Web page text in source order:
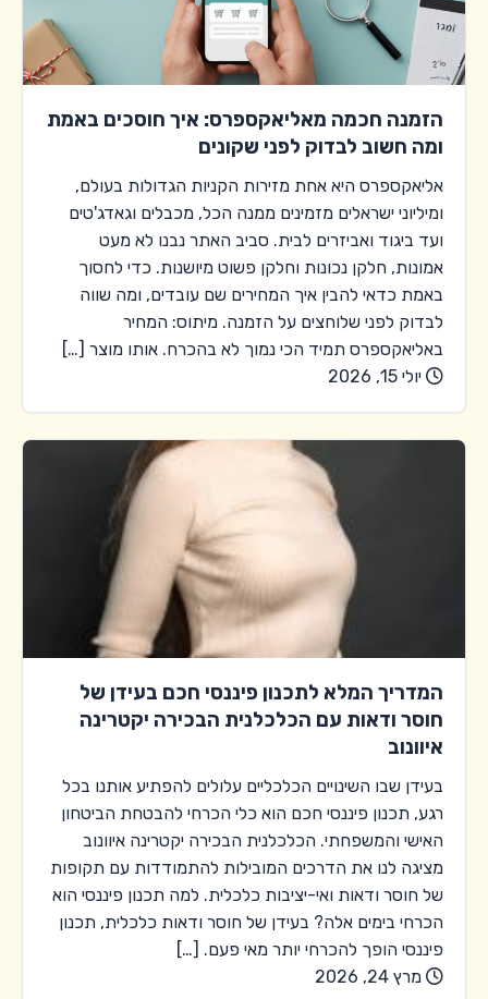
הזמנה חכמה מאליאקספרס: איך חוסכים באמת
ומה חשוב לבדוק לפני שקונים
אליאקספרס היא אחת מזירות הקניות הגדולות בעולם,
ומיליוני ישראלים מזמינים ממנה הכל, מכבלים וגאדג'טים
ועד ביגוד ואביזרים לבית. סביב האתר נבנו לא מעט
אמונות, חלקן נכונות וחלקן פשוט מיושנות. כדי לחסוך
באמת כדאי להבין איך המחירים שם עובדים, ומה שווה
לבדוק לפני שלוחצים על הזמנה. מיתוס: המחיר
באליאקספרס תמיד הכי נמוך לא בהכרח. אותו מוצר […]
יולי 15, 2026
המדריך המלא לתכנון פיננסי חכם בעידן של
חוסר ודאות עם הכלכלנית הבכירה יקטרינה
איוונוב
בעידן שבו השינויים הכלכליים עלולים להפתיע אותנו בכל
רגע, תכנון פיננסי חכם הוא כלי הכרחי להבטחת הביטחון
האישי והמשפחתי. הכלכלנית הבכירה יקטרינה איוונוב
מציגה לנו את הדרכים המובילות להתמודדות עם תקופות
של חוסר ודאות ואי-יציבות כלכלית. למה תכנון פיננסי הוא
הכרחי בימים אלה? בעידן של חוסר ודאות כלכלית, תכנון
פיננסי הופך להכרחי יותר מאי פעם. […]
מרץ 24, 2026